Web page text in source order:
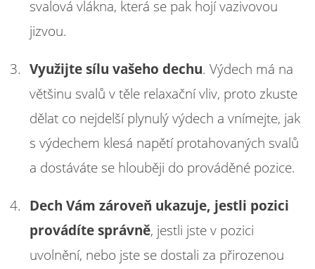
svalová vlákna, která se pak hojí vazivovou
jizvou.
Využijte sílu vašeho dechu. Výdech má na
většinu svalů v těle relaxační vliv, proto zkuste
dělat co nejdelší plynulý výdech a vnímejte, jak
s výdechem klesá napětí protahovaných svalů
a dostáváte se hlouběji do prováděné pozice.
Dech Vám zároveň ukazuje, jestli pozici
provádíte správně, jestli jste v pozici
uvolnění, nebo jste se dostali za přirozenou